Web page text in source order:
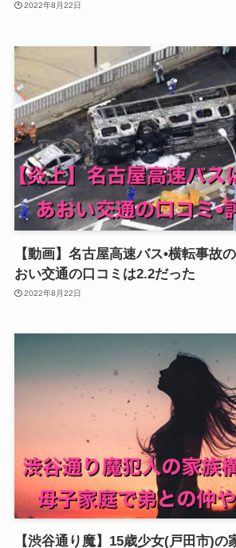
2022年8月22日
【動画】名古屋高速バス•横転事故
おい交通の口コミは2.2だった
2022年8月22日
【渋谷通り魔】15歳少女(戸田市)の